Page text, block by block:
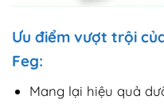
Ưu điểm vượt trội
Feg:
Mang lại hiệu quả